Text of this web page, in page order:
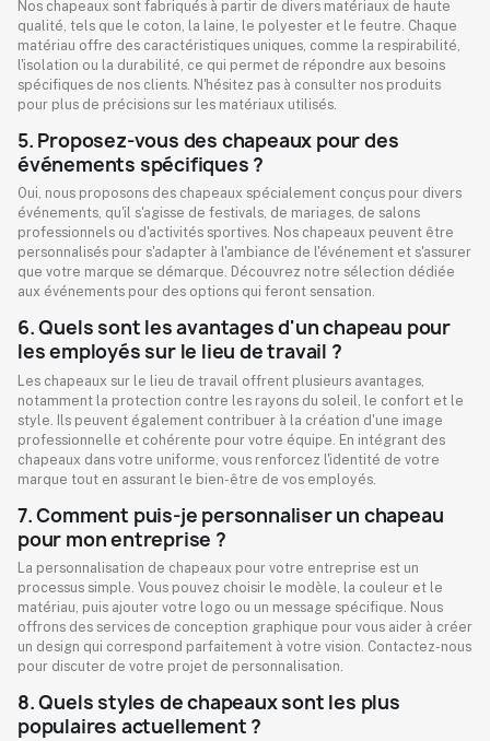
Nos chapeaux sont fabriqués à partir de divers matériaux de haute
qualité, tels que le coton, la laine, le polyester et le feutre. Chaque
matériau offre des caractéristiques uniques, comme la respirabilité,
l'isolation ou la durabilité, ce qui permet de répondre aux besoins
spécifiques de nos clients. N'hésitez pas à consulter nos produits
pour plus de précisions sur les matériaux utilisés.
5. Proposez-vous des chapeaux pour des
événements spécifiques ?
Oui, nous proposons des chapeaux spécialement conçus pour divers
événements, qu'il s'agisse de festivals, de mariages, de salons
professionnels ou d'activités sportives. Nos chapeaux peuvent être
personnalisés pour s'adapter à l'ambiance de l'événement et s'assurer
que votre marque se démarque. Découvrez notre sélection dédiée
aux événements pour des options qui feront sensation.
6. Quels sont les avantages d'un chapeau pour
les employés sur le lieu de travail ?
Les chapeaux sur le lieu de travail offrent plusieurs avantages,
notamment la protection contre les rayons du soleil, le confort et le
style. Ils peuvent également contribuer à la création d'une image
professionnelle et cohérente pour votre équipe. En intégrant des
chapeaux dans votre uniforme, vous renforcez l'identité de votre
marque tout en assurant le bien-être de vos employés.
7. Comment puis-je personnaliser un chapeau
pour mon entreprise ?
La personnalisation de chapeaux pour votre entreprise est un
processus simple. Vous pouvez choisir le modèle, la couleur et le
matériau, puis ajouter votre logo ou un message spécifique. Nous
offrons des services de conception graphique pour vous aider à créer
un design qui correspond parfaitement à votre vision. Contactez-nous
pour discuter de votre projet de personnalisation.
8. Quels styles de chapeaux sont les plus
populaires actuellement ?